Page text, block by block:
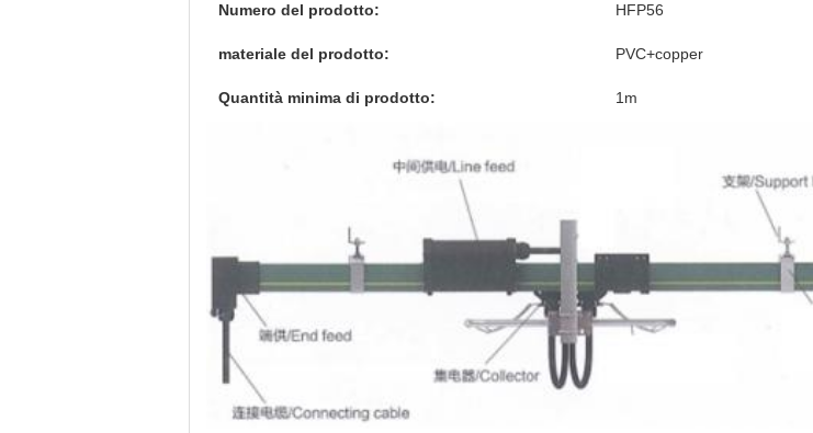
Numero del prodotto: HFP56
materiale del prodotto: PVC+copper
Quantità minima di prodotto: 1m